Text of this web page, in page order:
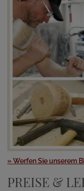
» Werfen Sie unserem
PREISE &